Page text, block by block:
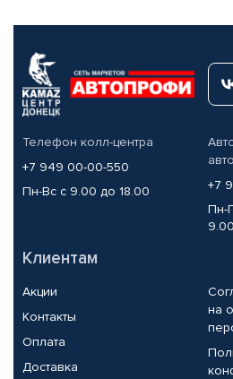
Телефон колл-центра
+7 949 00-00-550
Пн-Вс с 9.00 до 18.00
+7
Пн-
Клиентам
Акции
Контакты
Оплата
Доставка
на